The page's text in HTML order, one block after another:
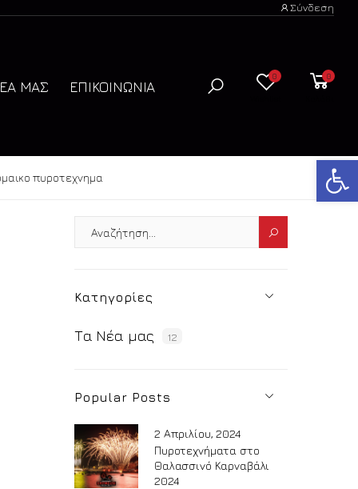
Σύνδεση
ΜΑΣ ΕΠΙΚΟΙΝΩΝΊΑ
0 0
πυροτεχνημα
Κατηγορίες
Τα Νέα μας 12
Popular Posts
2 Απριλίου, 2024
Πυροτεχνήματα στο
Θαλασσινό Καρναβάλι
2024